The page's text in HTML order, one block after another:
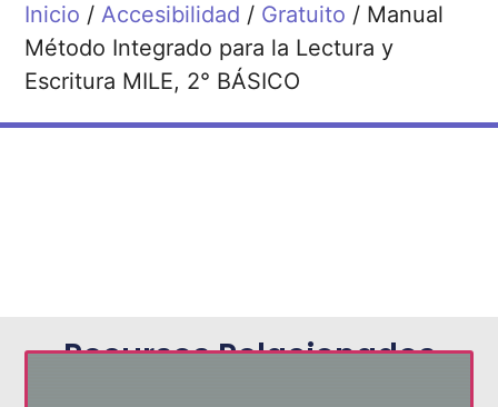
Inicio /Accesibilidad / Gratuito / Manual
Método Integrado para la Lectura y
Escritura MILE, 2° BÁSICO
Recursos Relacionados